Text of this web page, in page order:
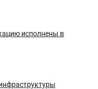
исполнены в